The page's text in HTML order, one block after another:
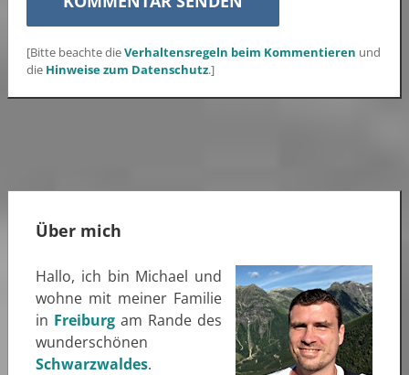
[Bitte beachte dieVerhaltensregeln beim Kommentieren und
die Hinweise zum Datenschutz.]
Über mich
Hallo, ich bin Michael und
wohne mit meiner Familie
in Freiburg am Rande des
wunderschönen
Schwarzwaldes.